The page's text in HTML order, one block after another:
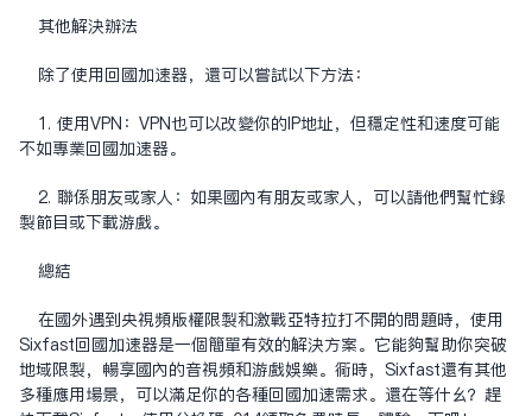
其他解决办法
除了使用回国加速器，还可以尝试以下方法：
1. 使用VPN：VPN也可以改变你的IP地址，但稳定性和速度可能
不如专业回国加速器。
2. 联系朋友或家人：如果国内有朋友或家人，可以请他们帮忙录
制节目或下载游戏。
总结
在国外遇到央视频版权限制和激战亚特拉打不开的问题时，使用
Sixfast回国加速器是一个简单有效的解决方案。它能够帮助你突破
地域限制，畅享国内的音视频和游戏娱乐。同时，Sixfast还有其他
多种应用场景，可以满足你的各种回国加速需求。还在等什么？赶